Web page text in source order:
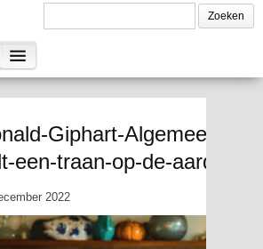
Giphart-Algemeen-
een-traan-op-de-
2022